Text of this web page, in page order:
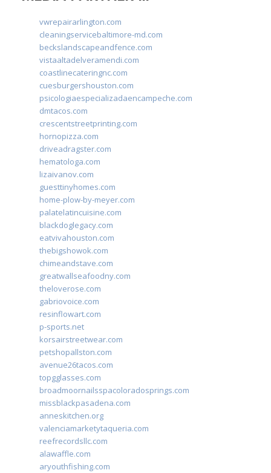
vwrepairarlington.com
cleaningservicebaltimore-md.com
beckslandscapeandfence.com
vistaaltadelveramendi.com
coastlinecateringnc.com
cuesburgershouston.com
psicologiaespecializadaencampeche.com
dmtacos.com
crescentstreetprinting.com
hornopizza.com
driveadragster.com
hematologa.com
lizaivanov.com
guesttinyhomes.com
home-plow-by-meyer.com
palatelatincuisine.com
blackdoglegacy.com
eatvivahouston.com
thebigshowok.com
chimeandstave.com
greatwallseafoodny.com
theloverose.com
gabriovoice.com
resinflowart.com
p-sports.net
korsairstreetwear.com
petshopallston.com
avenue26tacos.com
topgglasses.com
broadmoornailsspacoloradosprings.com
missblackpasadena.com
anneskitchen.org
valenciamarketytaqueria.com
reefrecordsllc.com
alawaffle.com
aryouthfishing.com